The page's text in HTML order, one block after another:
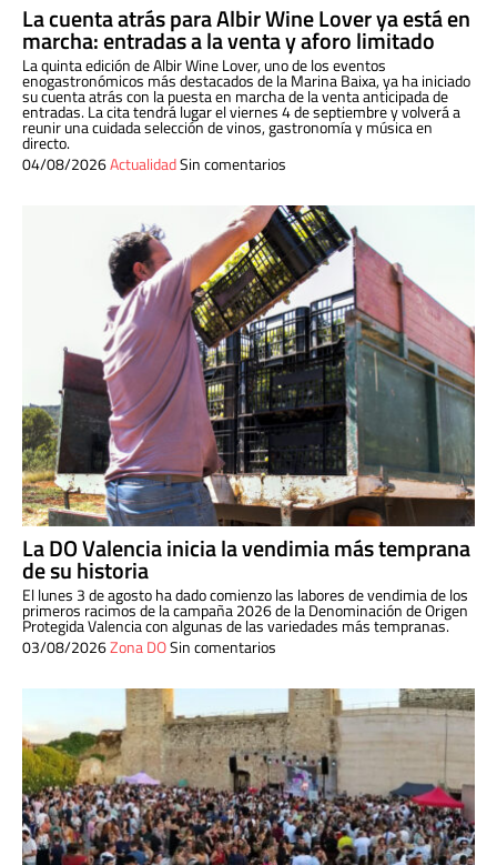
La cuenta atrás para Albir Wine Lover ya está en
marcha: entradas a la venta y aforo limitado
La quinta edición de Albir Wine Lover, uno de los eventos
enogastronómicos más destacados de la Marina Baixa, ya ha iniciado
su cuenta atrás con la puesta en marcha de la venta anticipada de
entradas. La cita tendrá lugar el viernes 4 de septiembre y volverá a
reunir una cuidada selección de vinos, gastronomía y música en
directo.
04/08/2026ActualidadSin comentarios
La DO Valencia inicia la vendimia más temprana
de su historia
El lunes 3 de agosto ha dado comienzo las labores de vendimia de los
primeros racimos de la campaña 2026 de la Denominación de Origen
Protegida Valencia con algunas de las variedades más tempranas.
03/08/2026Zona DOSin comentarios